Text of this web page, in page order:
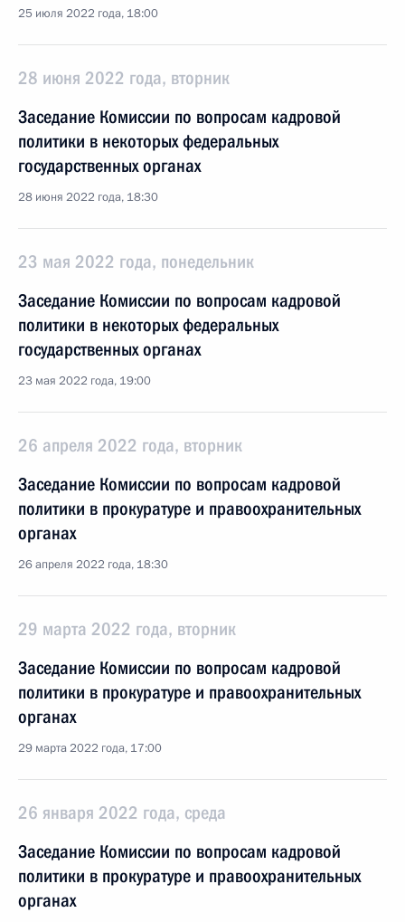
25 июля 2022 года, 18:00
28 июня 2022 года, вторник
Заседание Комиссии по вопросам кадровой
политики в некоторых федеральных
государственных органах
28 июня 2022 года, 18:30
23 мая 2022 года, понедельник
Заседание Комиссии по вопросам кадровой
политики в некоторых федеральных
государственных органах
23 мая 2022 года, 19:00
26 апреля 2022 года, вторник
Заседание Комиссии по вопросам кадровой
политики в прокуратуре и правоохранительных
органах
26 апреля 2022 года, 18:30
29 марта 2022 года, вторник
Заседание Комиссии по вопросам кадровой
политики в прокуратуре и правоохранительных
органах
29 марта 2022 года, 17:00
26 января 2022 года, среда
Заседание Комиссии по вопросам кадровой
политики в прокуратуре и правоохранительных
органах